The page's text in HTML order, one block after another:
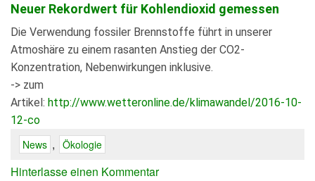
Neuer Rekordwert für Kohlendioxid gemessen
Die Verwendung fossiler Brennstoffe führt in unserer
Atmoshäre zu einem rasanten Anstieg der CO2-
Konzentration, Nebenwirkungen inklusive.
-> zum
Artikel: http://www.wetteronline.de/klimawandel/2016-10-
12-co
News , Ökologie
Hinterlasse einen Kommentar